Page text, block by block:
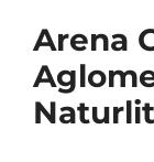
Arena